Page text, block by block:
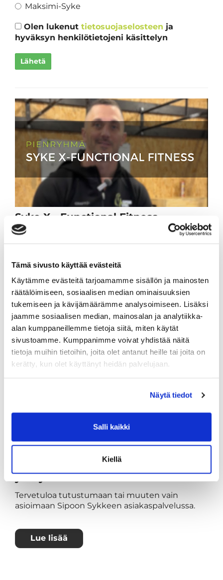
Tämä sivusto käyttää evästeitä
Käytämme evästeitä tarjoamamme sisällön ja mainosten
räätälöimiseen, sosiaalisen median ominaisuuksien
tukemiseen ja kävijämäärämme analysoimiseen. Lisäksi
jaamme sosiaalisen median, mainosalan ja analytiikka-
alan kumppaneillemme tietoja siitä, miten käytät
sivustoamme. Kumppanimme voivat yhdistää näitä
tietoja muihin tietoihin, joita olet antanut heille tai joita on
kerätty, kun olet käyttänyt heidän palvelujaan.
Näytä tiedot
Salli kaikki
Kiellä
Maksimi-Syke
Olen lukenut tietosuojaselosteen ja
hyväksyn henkilötietojeni käsittelyn
Lähetä
Syke X - Functional Fitness -
pienryhmä
pienryhmävalmennukseen. Valmennus on
englanninkielinen ja alkaa taas keskiviikkona
19.8.2026.
Lue lisää
yhteystiedot
Tervetuloa tutustumaan tai muuten vain
asioimaan Sipoon Sykkeen asiakaspalvelussa.
Lue lisää